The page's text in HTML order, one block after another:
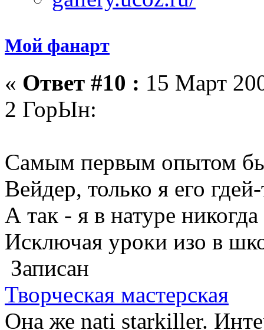
Мой фанарт
« Ответ #10 : 15 Март
2 ГорЫн:
Самым первым опытом
Вейдер, только я его
А так - я в натуре
Исключая уроки изо в
Записан
Творческая мастерская
Она же nati starkiller.